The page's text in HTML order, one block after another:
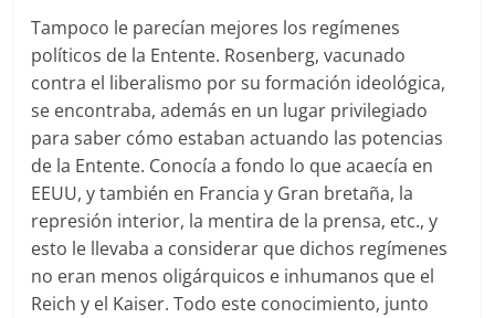
Tampoco le parecían mejores los regímenes
políticos de la Entente. Rosenberg, vacunado
contra el liberalismo por su formación ideológica,
se encontraba, además en un lugar privilegiado
para saber cómo estaban actuando las potencias
de la Entente. Conocía a fondo lo que acaecía en
EEUU, y también en Francia y Gran bretaña, la
represión interior, la mentira de la prensa, etc., y
esto le llevaba a considerar que dichos regímenes
no eran menos oligárquicos e inhumanos que el
Reich y el Kaiser. Todo este conocimiento, junto